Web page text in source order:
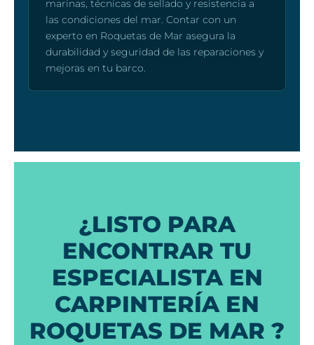
marinas, técnicas de sellado y resistencia a
las condiciones del mar. Contar con un
experto en Roquetas de Mar asegura la
durabilidad y seguridad de las reparaciones y
mejoras en tu barco.
¿LISTO PARA
ENCONTRAR TU
ESPECIALISTA EN
CARPINTERÍA EN
ROQUETAS DE MAR ?